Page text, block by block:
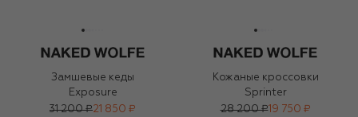
Замшевые кеды
Exposure
31 200 ₽21 850 ₽
Кожаные кроссовки
Sprinter
28 200 ₽19 750 ₽